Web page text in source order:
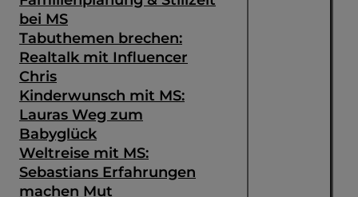
bei MS
Tabuthemen brechen:
Realtalk mit Influencer
Chris
Kinderwunsch mit MS:
Lauras Weg zum
Babyglück
Weltreise mit MS:
Sebastians Erfahrungen
machen Mut